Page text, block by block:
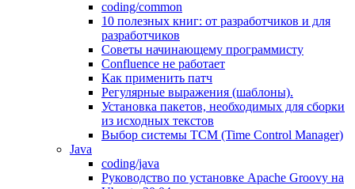
coding/common
10 полезных книг: от разработчиков и для
разработчиков
Советы начинающему программисту
Confluence не работает
Как применить патч
Регулярные выражения (шаблоны).
Установка пакетов, необходимых для сборки
из исходных текстов
Выбор системы TCM (Time Control Manager)
Java
coding/java
Руководство по установке Apache Groovy на